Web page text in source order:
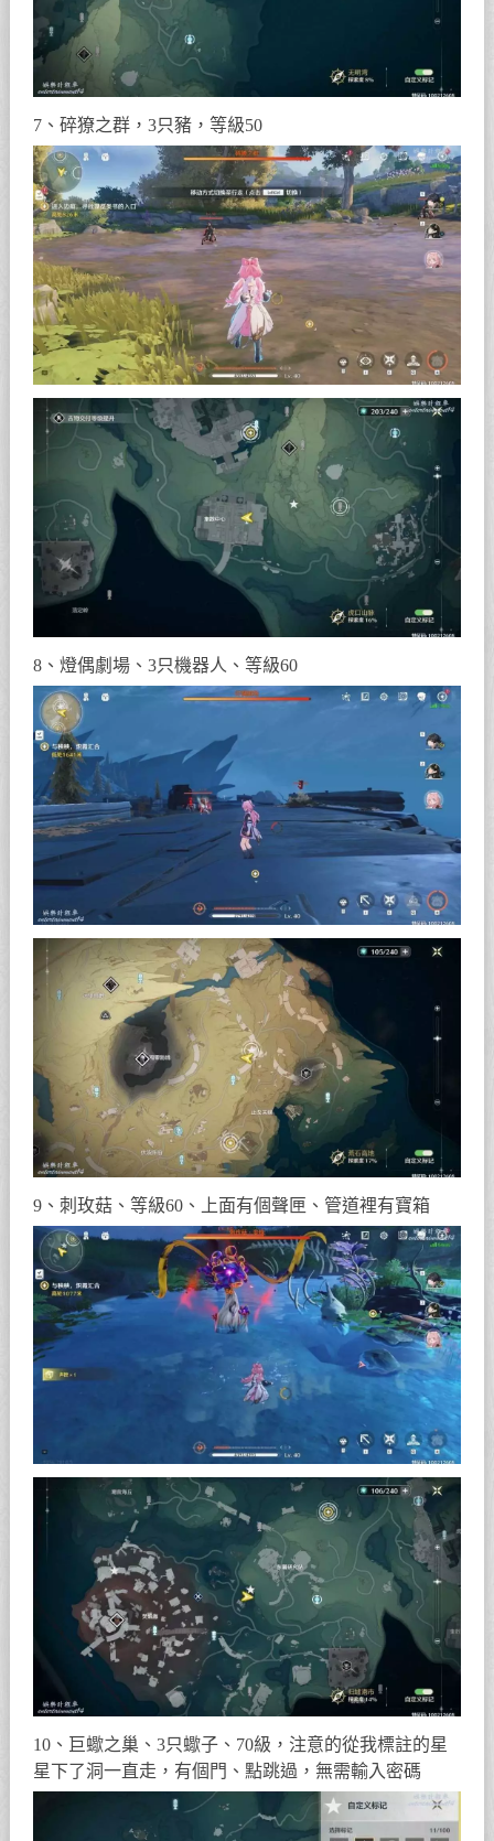
7、碎獠之群，3只豬，等級50
8、燈偶劇場、3只機器人、等級60
9、刺玫菇、等級60、上面有個聲匣、管道裡有寶箱
10、巨蠍之巢、3只蠍子、70級，注意的從我標註的星
星下了洞一直走，有個門、點跳過，無需輸入密碼